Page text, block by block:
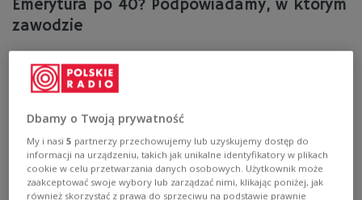
Emerytura po 40? Podpowiadamy, w którym
zawodzie
Senat przegłosował ustawę obniżającą wiek emerytalny
do 40 lat dla kobiet i 45 lat dla mężczyzn. Dotyczy to
jednak tylko jednego i bardzo konkretnego zawodu.
Zobacz więcej na temat: GOSPODARKA
emerytura pomostowa wcześniejsza emerytura balet
Ministerstwo Rodziny Pracy i Polityki Społecznej Senat
Polskie Radio 24 POLSKA
Dbamy o Twoją prywatność
My i nasi5 partnerzy przechowujemy lub uzyskujemy dostęp do
informacji na urządzeniu, takich jak unikalne identyfikatory w plikach
cookie w celu przetwarzania danych osobowych. Użytkownik może
zaakceptować swoje wybory lub zarządzać nimi, klikając poniżej, jak
również skorzystać z prawa do sprzeciwu na podstawie prawnie